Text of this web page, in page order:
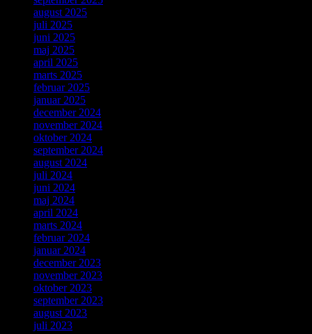
august 2025
juli 2025
juni 2025
maj 2025
april 2025
marts 2025
februar 2025
januar 2025
december 2024
november 2024
oktober 2024
september 2024
august 2024
juli 2024
juni 2024
maj 2024
april 2024
marts 2024
februar 2024
januar 2024
december 2023
november 2023
oktober 2023
september 2023
august 2023
juli 2023